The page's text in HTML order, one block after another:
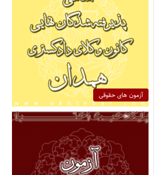
آزمون های حقوقی